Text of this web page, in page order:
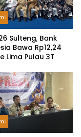
Sulteng, Bank
Bawa Rp12,24
Lima Pulau 3T